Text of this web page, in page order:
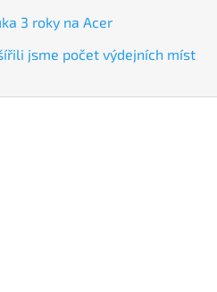
3 roky na Acer
jsme počet výdejních míst